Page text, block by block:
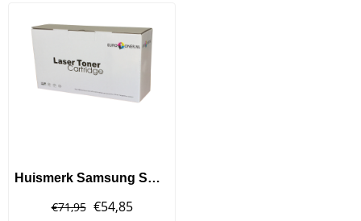
Huismerk Samsung SCX-5316D6/ELS Toner Black
€71,95 €54,85